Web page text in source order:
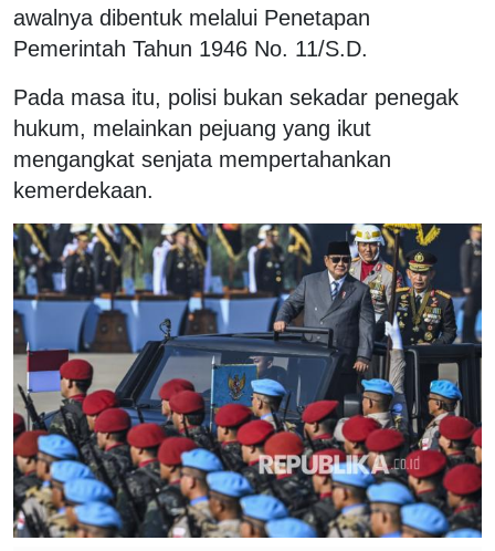
awalnya dibentuk melalui Penetapan
Pemerintah Tahun 1946 No. 11/S.D.
Pada masa itu, polisi bukan sekadar penegak
hukum, melainkan pejuang yang ikut
mengangkat senjata mempertahankan
kemerdekaan.